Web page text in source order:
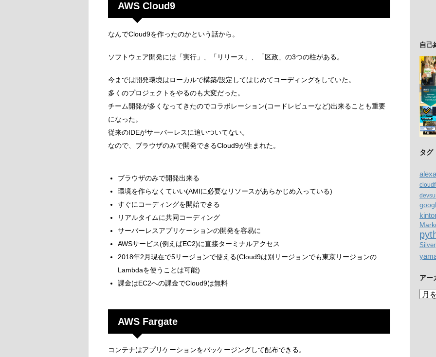
AWS Cloud9
なんでCloud9を作ったのかという話から。
ソフトウェア開発には「実行」、「リリース」、「区政」の3つの柱がある。
今までは開発環境はローカルで構築/設定してはじめてコーディングをしていた。
多くのプロジェクトをやるのも大変だった。
チーム開発が多くなってきたのでコラボレーション(コードレビューなど)出来ることも重要
になった。
従来のIDEがサーバーレスに追いついてない。
なので、ブラウザのみで開発できるCloud9が生まれた。
ブラウザのみで開発出来る
環境を作らなくていい(AMIに必要なリソースがあらかじめ入っている)
すぐにコーディングを開始できる
リアルタイムに共同コーディング
サーバーレスアプリケーションの開発を容易に
AWSサービス(例えばEC2)に直接ターミナルアクセス
2018年2月現在で5リージョンで使える(Cloud9は別リージョンでも東京リージョンの
Lambdaを使うことは可能)
課金はEC2への課金でCloud9は無料
AWS Fargate
コンテナはアプリケーションをパッケージングして配布できる。
自己
タグ
alexa
Silver
アー
ア